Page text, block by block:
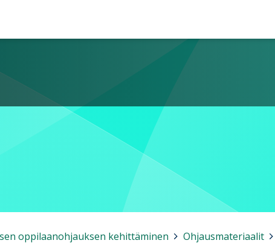
oppilaanohjauksen kehittäminen Ohjausmateriaalit